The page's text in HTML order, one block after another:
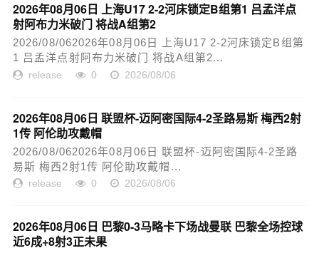
2026年08月06日 上海U17 2-2河床锁定B组第1 吕孟洋点
射阿布力米破门 将战A组第2
2026/08/062026年08月06日 上海U17 2-2河床锁定B组第
1 吕孟洋点射阿布力米破门 将战A组第2...
release 0 2026/08/06
2026年08月06日 联盟杯-迈阿密国际4-2圣路易斯 梅西2射
1传 阿伦助攻戴帽
2026/08/062026年08月06日 联盟杯-迈阿密国际4-2圣路
易斯 梅西2射1传 阿伦助攻戴帽...
release 0 2026/08/06
2026年08月06日 巴黎0-3马略卡下场战曼联 巴黎全场控球
近6成+8射3正未果